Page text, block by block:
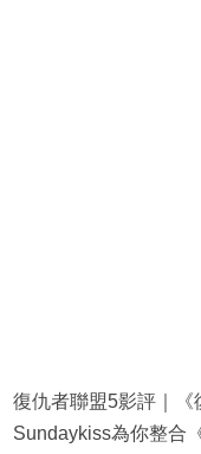
復仇者聯盟5影評｜《
Sundaykiss為你整合